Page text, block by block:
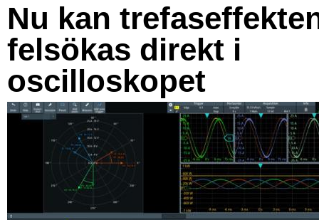
Nu kan
felsökas direkt i
oscilloskopet